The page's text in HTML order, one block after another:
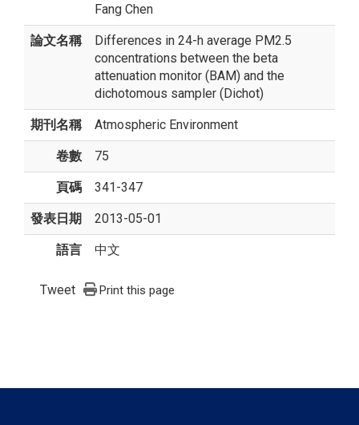
Fang Chen
論文名稱
Differences in 24-h average PM2.5
concentrations between the beta
attenuation monitor (BAM) and the
dichotomous sampler (Dichot)
期刊名稱 Atmospheric Environment
卷數 75
頁碼 341-347
發表日期 2013-05-01
語言 中文
Tweet Print this page